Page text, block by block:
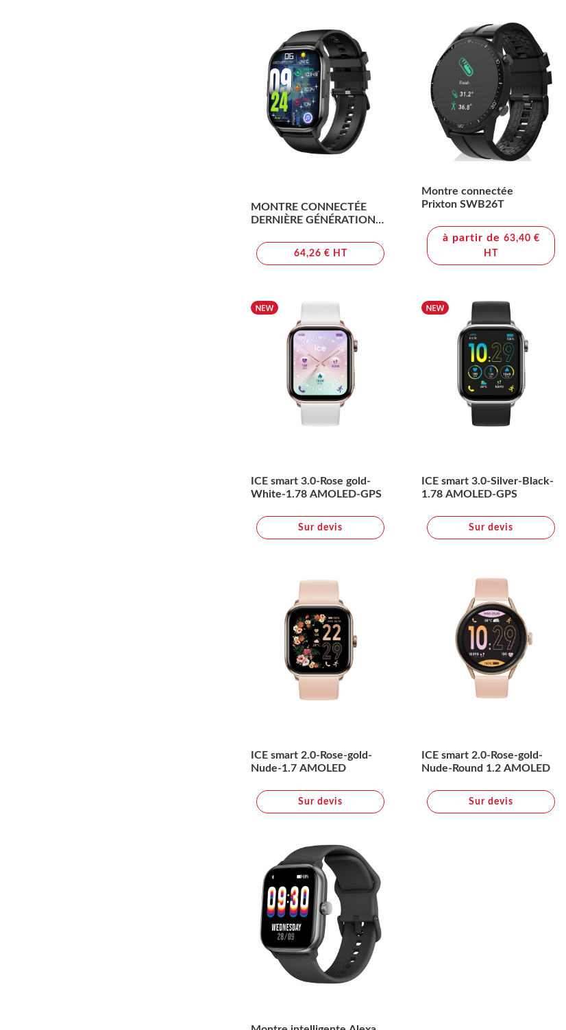
MONTRE CONNECTÉE
DERNIÈRE GÉNÉRATION
64,26 € HT
Montre connectée
Prixton SWB26T
à partir de 63,40 €
HT
ICE smart 3.0-Rose gold-
White-1.78 AMOLED-GPS
Sur devis
ICE smart 3.0-Silver-Black-
1.78 AMOLED-GPS
Sur devis
ICE smart 2.0-Rose-gold-
Nude-1.7 AMOLED
Sur devis
ICE smart 2.0-Rose-gold-
Nude-Round 1.2 AMOLED
Sur devis